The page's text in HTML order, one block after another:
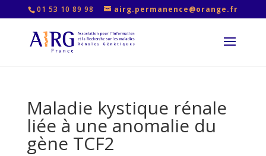
01 53 10 89 98 airg.permanence@orange.fr
Maladie kystique rénale
liée à une anomalie du
gène TCF2